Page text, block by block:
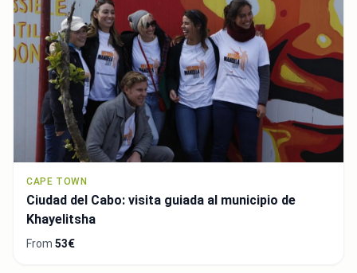
CAPE TOWN
Ciudad del Cabo: visita guiada al municipio de
Khayelitsha
From 53€